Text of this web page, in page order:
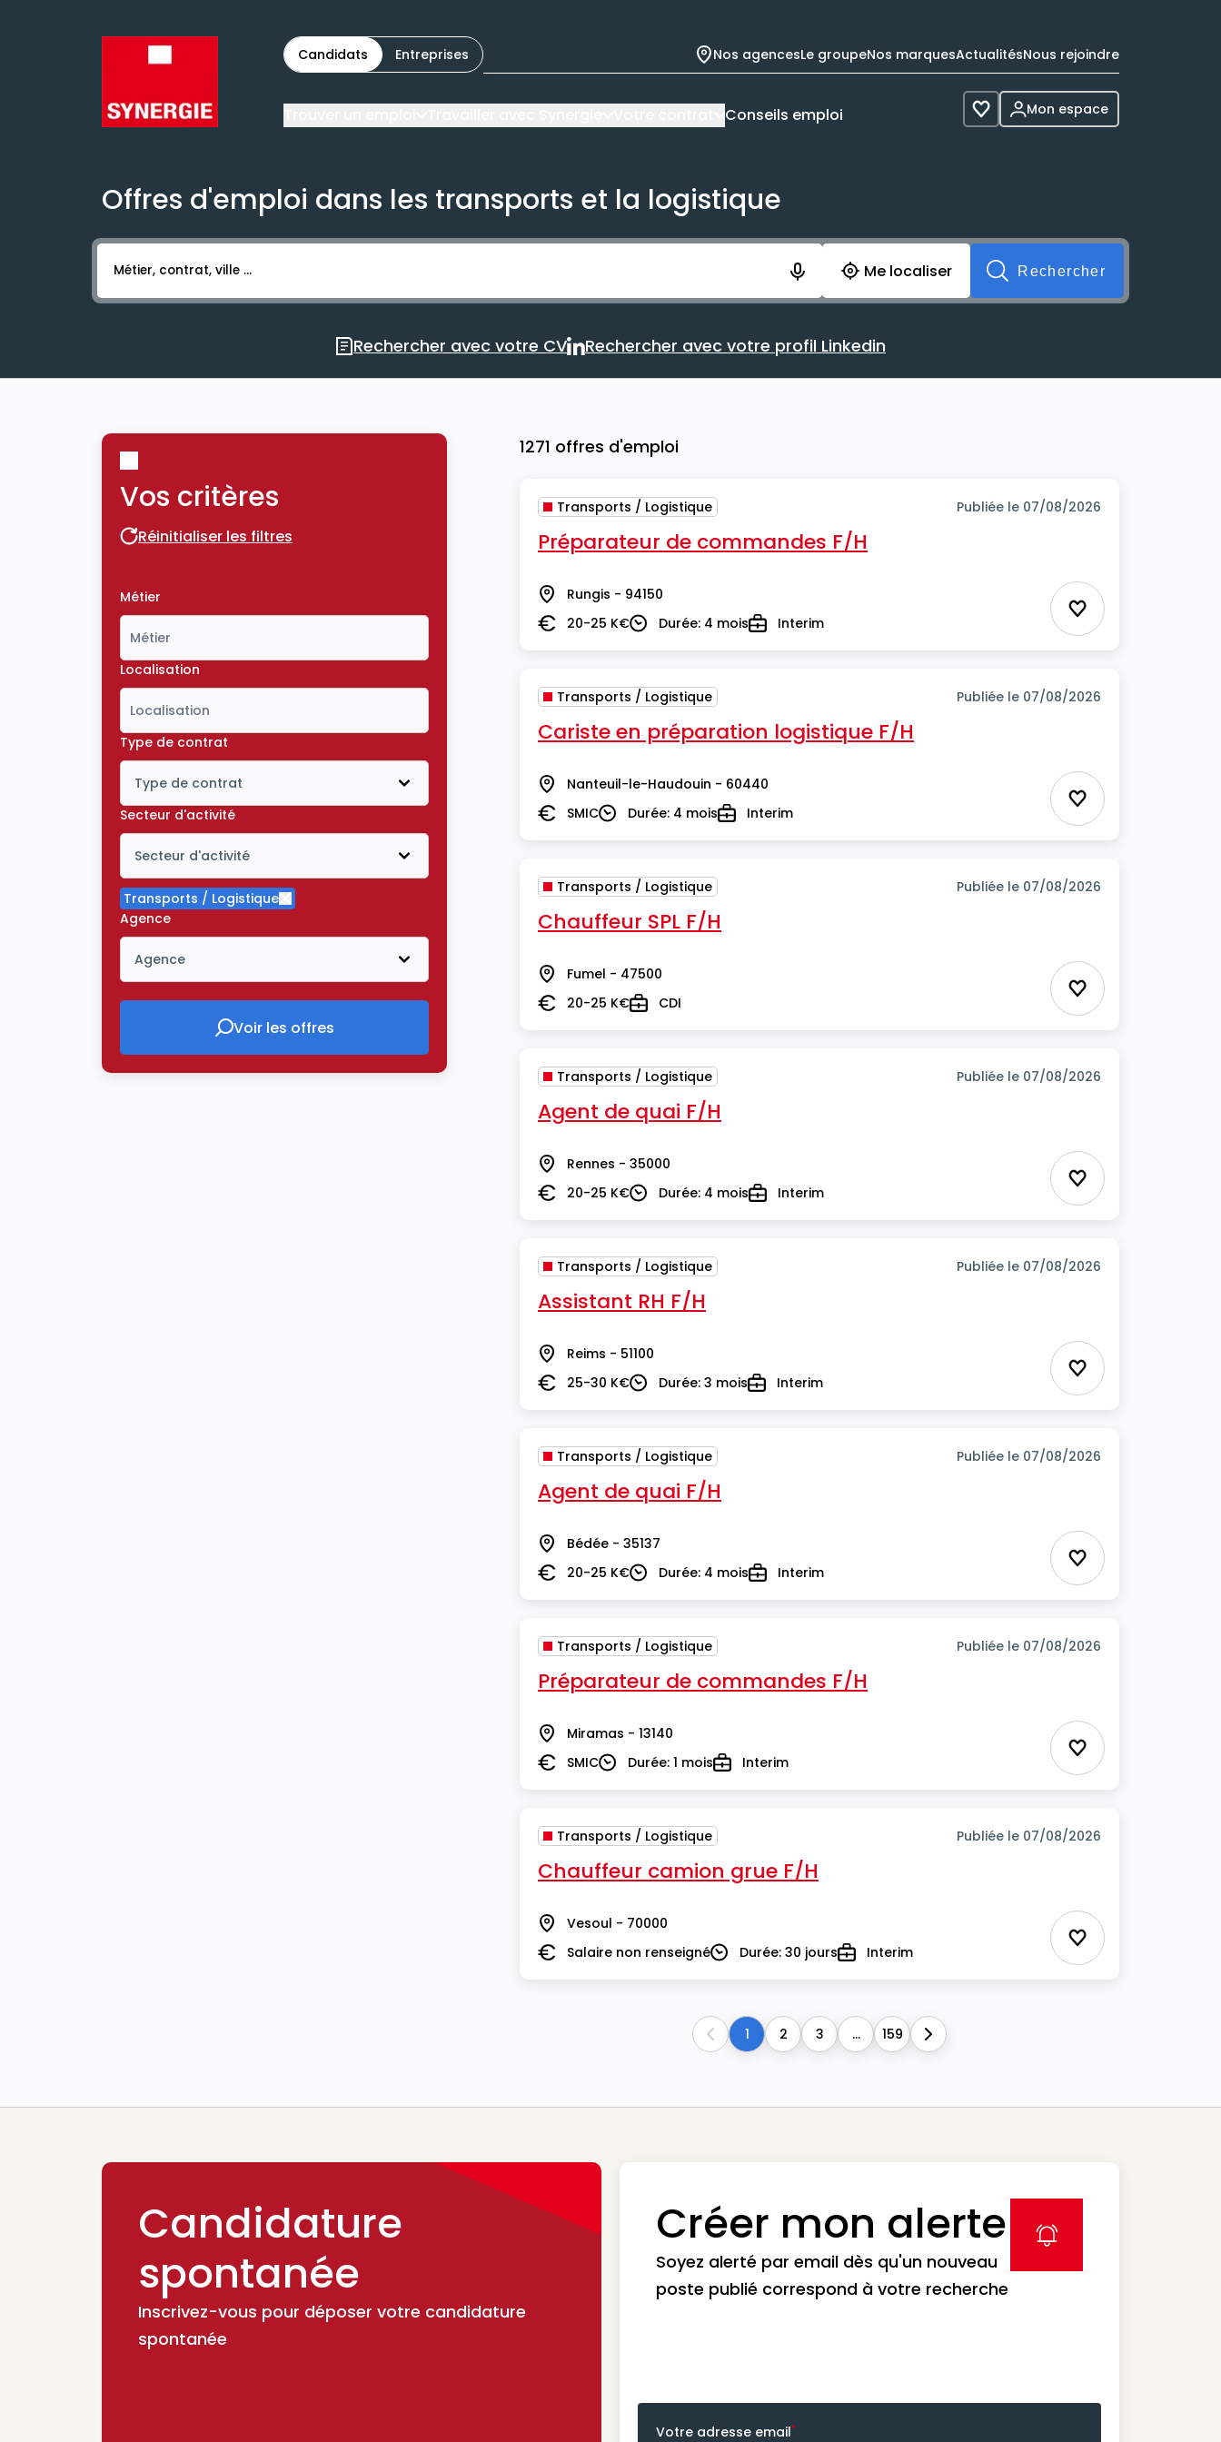
Candidats Entreprises Nos agencesLe groupeNos marquesActualitésNous rejoindre
Conseils emploi Voir les favoris
Mon espace
Offres d'emploi dans les transports et la logistique
Activer l’élément pour lancer l’enregistrement. Vous aurez 10 secondes pour enregistrer votre recherche avant soumission du formulaire. Vous
Me localiser
Rechercher
Rechercher avec votre CV
Rechercher avec votre CV
Rechercher avec votre profil Linkedin
Rechercher avec votre profil Linkedin
Vos critères
Réinitialiser les filtres
Réinitialiser les filtres
Métier
Localisation
Type de contrat
Type de contrat
Icône ouvrir la liste déroulante
Secteur d'activité
Secteur d'activité
Icône ouvrir la liste déroulante
Transports / Logistique
Supprimer le critère Transports / Logistique
Agence
Agence
Icône ouvrir la liste déroulante
Voir les offres
Voir les offres
1271 offres d'emploi
Transports / Logistique Publiée le 07/08/2026
Préparateur de commandes F/H
Lieu Rungis - 94150
Salaire20-25 K€DuréeDurée: 4 moisTypeInterim Ajouter aux
Transports / Logistique Publiée le 07/08/2026
Cariste en préparation logistique F/H
Lieu Nanteuil-le-Haudouin - 60440
Salaire
SMICDuréeDurée: 4 moisTypeInterim Ajouter aux
Transports / Logistique Publiée le 07/08/2026
Chauffeur SPL F/H
Lieu Fumel - 47500
Salaire20-25 K€TypeCDI Ajouter aux
Transports / Logistique Publiée le 07/08/2026
Agent de quai F/H
Lieu Rennes - 35000
Salaire20-25 K€DuréeDurée: 4 moisTypeInterim Ajouter aux
Transports / Logistique Publiée le 07/08/2026
Assistant RH F/H
Lieu Reims - 51100
Salaire25-30 K€DuréeDurée: 3 moisTypeInterim Ajouter aux
Transports / Logistique Publiée le 07/08/2026
Agent de quai F/H
Lieu Bédée - 35137
Salaire20-25 K€DuréeDurée: 4 moisTypeInterim Ajouter aux
Transports / Logistique Publiée le 07/08/2026
Préparateur de commandes F/H
Lieu Miramas - 13140
Salaire
SMICDuréeDurée: 1 moisTypeInterim Ajouter aux
Transports / Logistique Publiée le 07/08/2026
Chauffeur camion grue F/H
Lieu Vesoul - 70000
SalaireSalaire non renseignéDuréeDurée: 30 joursTypeInterim Ajouter aux
Previous
1 2 3 ... 159 Next
Candidature
spontanée
Inscrivez-vous pour déposer votre candidature
spontanée
Créer mon alerte
Soyez alerté par email dès qu'un nouveau
poste publié correspond à votre recherche
label icon
Votre adresse email*